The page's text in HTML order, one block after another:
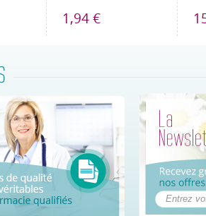
1,94 €